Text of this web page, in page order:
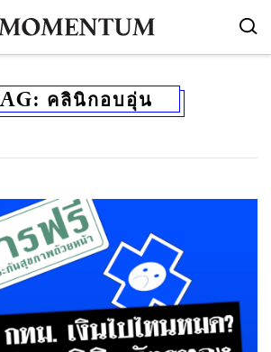
คลินิกอบอุ่น